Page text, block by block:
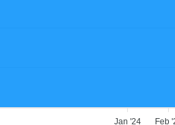
Jan '24 Feb